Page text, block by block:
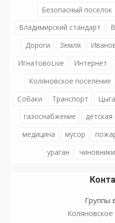
Безопасный поселок
Владимирский стандарт
Дороги
Земля
ИгнатовоLive
Интернет
Коляновское поселение
Собаки
Транспорт
газоснабжение
медицина
мусор
ураган
чиновники
Группы